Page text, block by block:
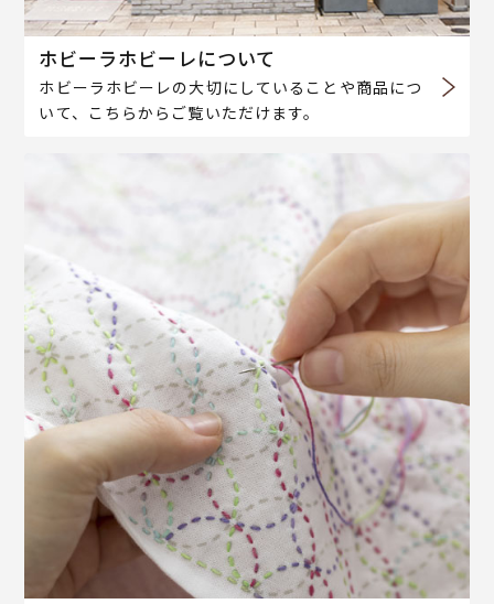
ホビーラホビーレについて
ホビーラホビーレの大切にしていることや商品につ
いて、こちらからご覧いただけます。